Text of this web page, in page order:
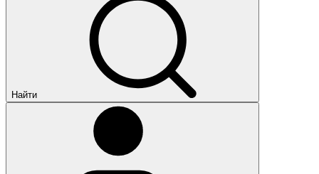
Найти